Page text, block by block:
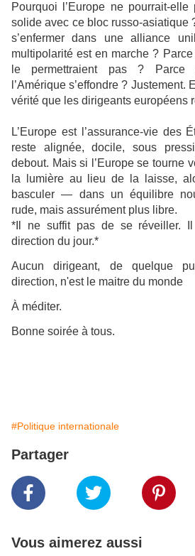
Pourquoi l’Europe ne pourrait-
solide avec ce bloc russo-asiatique
s’enfermer dans une alliance
multipolarité est en marche ?
le permettraient pas ? Parce
l’Amérique s’effondre ? Justement.
vérité que les dirigeants européens
L’Europe est l’assurance-vie des
reste alignée, docile, sous
debout. Mais si l’Europe se tourne
la lumière au lieu de la laisse,
basculer — dans un équilibre
rude, mais assurément plus libre.
*Il ne suffit pas de se réveiller.
direction du jour.*
Aucun dirigeant, de quelque
direction, n'est le maitre du monde
À méditer.
Bonne soirée à tous.
#Politique internationale
Partager
Vous aimerez aussi